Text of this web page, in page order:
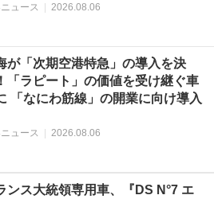
ュース | 2026.08.06
が「次期空港特急」の導入を決
「ラピート」の価値を受け継ぐ車
「なにわ筋線」の開業に向け導入
ュース | 2026.08.06
ンス大統領専用車、『DS N°7 エ